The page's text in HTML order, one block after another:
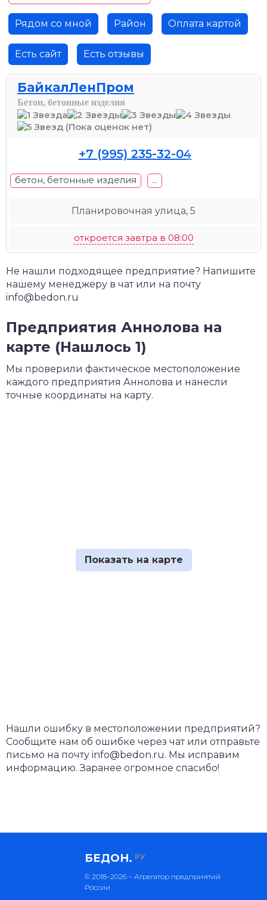
Рядом со мной Район Оплата картой
Есть сайт Есть отзывы
БайкалЛенПром
Бетон, бетонные изделия
(Пока оценок нет)
+7 (995) 235-32-04
бетон, бетонные изделия ...
Планировочная улица, 5
откроется завтра в 08:00
Не нашли подходящее предприятие? Напишите
нашему менеджеру в чат или на почту
info@bedon.ru
Предприятия Аннолова на
карте (Нашлось 1)
Мы проверили фактическое местоположение
каждого предприятия Аннолова и нанесли
точные координаты на карту.
Нашли ошибку в местоположении предприятий?
Сообщите нам об ошибке через чат или отправьте
письмо на почту info@bedon.ru. Мы исправим
информацию. Заранее огромное спасибо!
БЕДОН. РУ
© 2018–2026 – Агрегатор предприятий
России